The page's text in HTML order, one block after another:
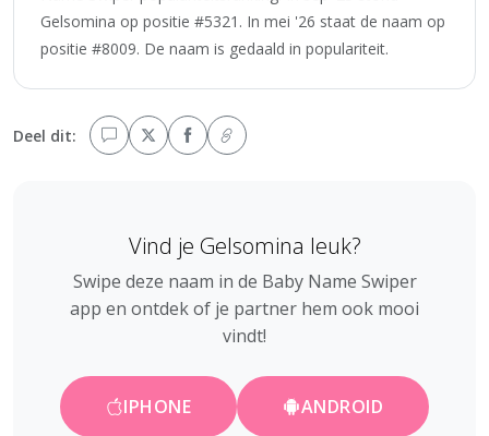
Gelsomina op positie #5321. In mei '26 staat de naam op
positie #8009. De naam is gedaald in populariteit.
Deel dit:
Vind je Gelsomina leuk?
Swipe deze naam in de Baby Name Swiper
app en ontdek of je partner hem ook mooi
vindt!
IPHONE ANDROID